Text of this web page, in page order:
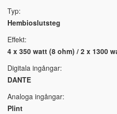
Typ:
Hembioslutsteg
Effekt:
4 x 350 watt (8 ohm) / 2 x 1300
Digitala ingångar:
DANTE
Analoga ingångar:
Plint